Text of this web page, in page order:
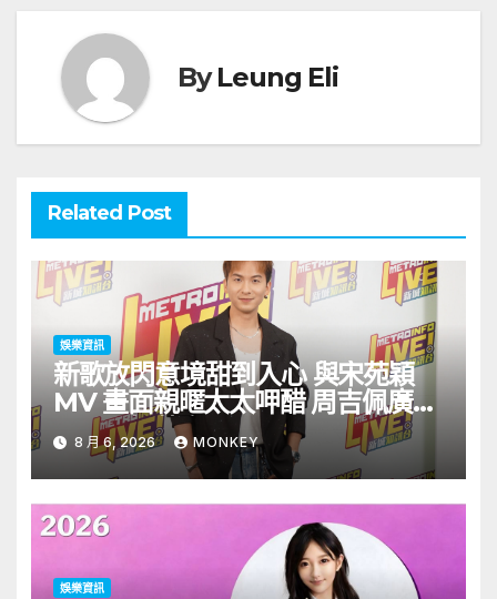
ByLeung Eli
Related Post
娛樂資訊
新歌放閃意境甜到入心 與宋苑穎
MV 畫面親暱太太呷醋 周吉佩廣州
一日三場熱血 Busking
8 月 6, 2026 MONKEY
娛樂資訊